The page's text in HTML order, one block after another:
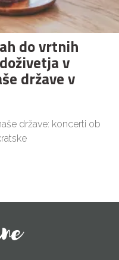
do vrtnih
v
države v
države: koncerti ob